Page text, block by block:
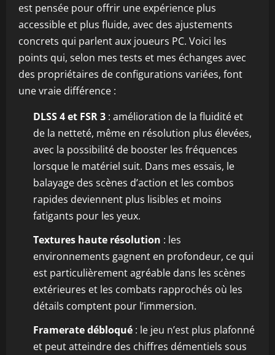
est pensée pour offrir une expérience plus
accessible et plus fluide, avec des ajustements
concrets qui parlent aux joueurs PC. Voici les
points qui, selon mes tests et mes échanges avec
des propriétaires de configurations variées, font
une vraie différence :
DLSS 4 et FSR 3 : amélioration de la fluidité et
de la netteté, même en résolution plus élevées,
avec la possibilité de booster les fréquences
lorsque le matériel suit. Dans mes essais, le
balayage des scènes d’action et les combos
rapides deviennent plus lisibles et moins
fatigants pour les yeux.
Textures haute résolution : les
environnements gagnent en profondeur, ce qui
est particulièrement agréable dans les scènes
extérieures et les combats rapprochés où les
détails comptent pour l’immersion.
Framerate débloqué : le jeu n’est plus plafonné
et peut atteindre des chiffres démentiels sous